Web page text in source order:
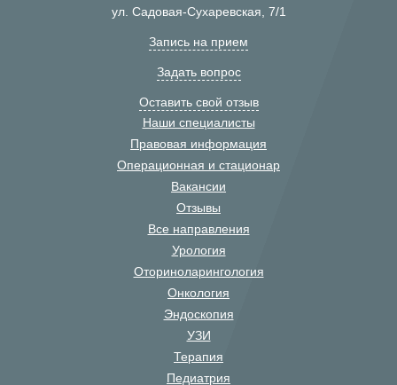
ул. Садовая-Сухаревская, 7/1
Запись на прием
Задать вопрос
Оставить свой отзыв
Наши специалисты
Правовая информация
Операционная и стационар
Вакансии
Отзывы
Все направления
Урология
Оториноларингология
Онкология
Эндоскопия
УЗИ
Терапия
Педиатрия